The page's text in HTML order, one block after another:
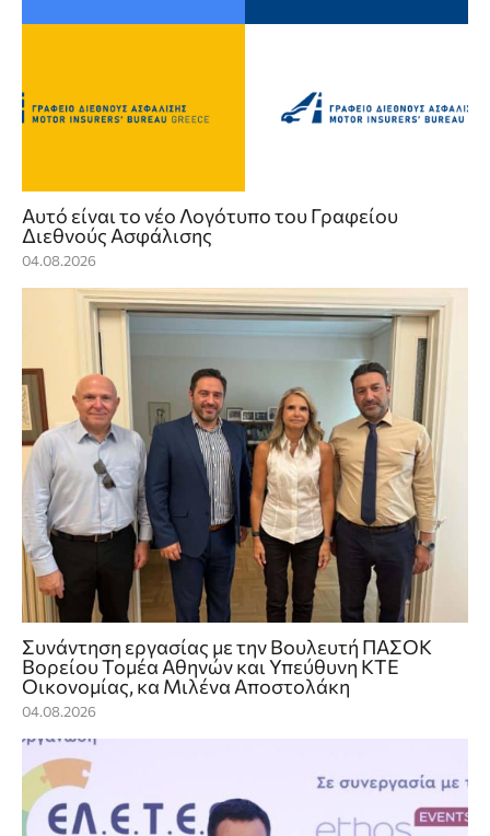
Αυτό είναι το νέο Λογότυπο του Γραφείου
Διεθνούς Ασφάλισης
04.08.2026
Συνάντηση εργασίας με την Βουλευτή ΠΑΣΟΚ
Βορείου Τομέα Αθηνών και Υπεύθυνη ΚΤΕ
Οικονομίας, κα Μιλένα Αποστολάκη
04.08.2026